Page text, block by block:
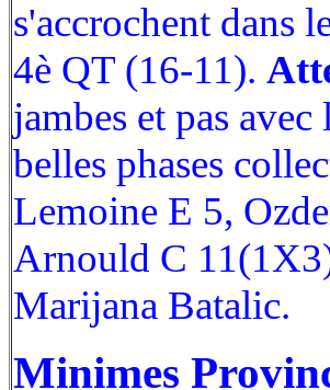
s'accrochent dans
4è QT (16-11).
jambes et pas avec
belles phases
Lemoine E 5,
Arnould C
Marijana Batalic.
Minimes